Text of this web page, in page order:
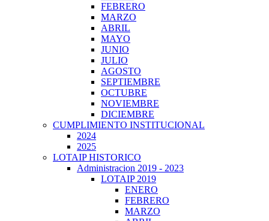
FEBRERO
MARZO
ABRIL
MAYO
JUNIO
JULIO
AGOSTO
SEPTIEMBRE
OCTUBRE
NOVIEMBRE
DICIEMBRE
CUMPLIMIENTO INSTITUCIONAL
2024
2025
LOTAIP HISTORICO
Administracion 2019 - 2023
LOTAIP 2019
ENERO
FEBRERO
MARZO